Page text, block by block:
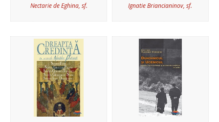
Nectarie de Eghina, sf. Ignatie Briancianinov, sf.